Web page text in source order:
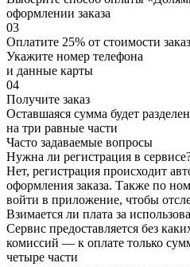
оформлении заказа
03
Оплатите 25% от стоимости
Укажите номер телефона
и данные карты
04
Получите заказ
Оставшаяся сумма будет
на три равные части
Часто задаваемые вопросы
Нужна ли регистрация в
Нет, регистрация происходит
оформления заказа. Также по
войти в приложение, чтобы
Взимается ли плата за
Сервис предоставляется без
комиссий — к оплате только
четыре части